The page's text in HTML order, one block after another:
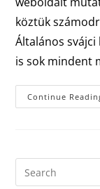
köztük
Általános svájci
is sok mindent
Continue